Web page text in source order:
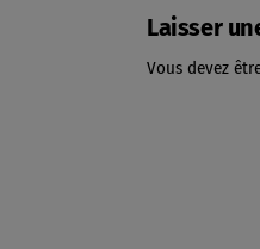
Laisser
Vous devez